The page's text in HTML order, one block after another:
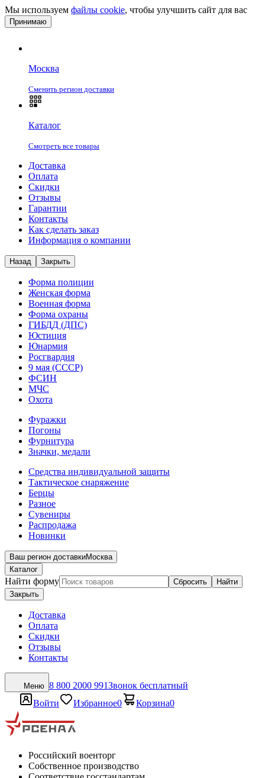
Мы используем файлы cookie, чтобы улучшить сайт для вас
Принимаю
Москва
Сменить регион доставки
Каталог
Смотреть все товары
Доставка
Оплата
Скидки
Отзывы
Гарантии
Контакты
Как сделать заказ
Информация о компании
Назад Закрыть
Форма полиции
Женская форма
Военная форма
Форма охраны
ГИБДД (ДПС)
Юстиция
Юнармия
Росгвардия
9 мая (СССР)
ФСИН
МЧС
Охота
Фуражки
Погоны
Фурнитура
Значки, медали
Средства индивидуальной защиты
Тактическое снаряжение
Берцы
Разное
Сувениры
Распродажа
Новинки
Ваш регион доставкиМосква
Каталог
Найти форму Сбросить
Найти
Закрыть
Доставка
Оплата
Скидки
Отзывы
Контакты
Меню 8 800 2000 991Звонок бесплатный
Войти
Избранное0 Корзина0
Российский военторг
Собственное производство